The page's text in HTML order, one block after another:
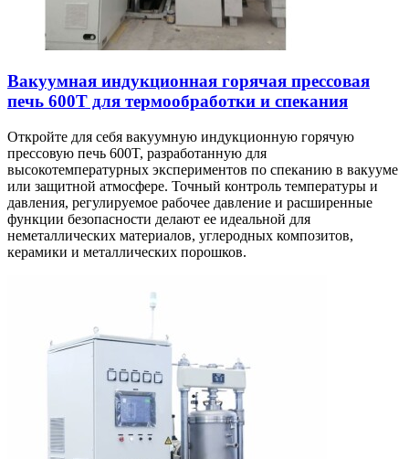
Вакуумная индукционная горячая прессовая
печь 600T для термообработки и спекания
Откройте для себя вакуумную индукционную горячую
прессовую печь 600T, разработанную для
высокотемпературных экспериментов по спеканию в вакууме
или защитной атмосфере. Точный контроль температуры и
давления, регулируемое рабочее давление и расширенные
функции безопасности делают ее идеальной для
неметаллических материалов, углеродных композитов,
керамики и металлических порошков.